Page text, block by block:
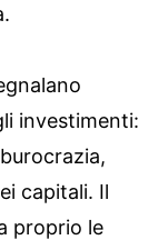
investimenti:
capitali. Il
proprio le